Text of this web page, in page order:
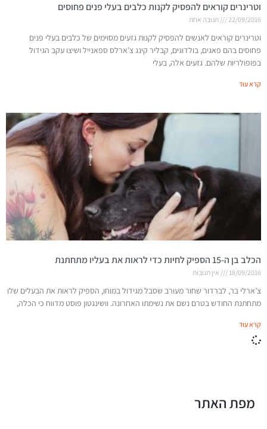
וטרינרים קוראים להפסיק לקנות כלבים בעלי פנים פחוסים
22/09/2016 תגובה אחת
וטרינרים קוראים לאנשים להפסיק לקנות גזעים מסוימים של כלבים בעלי פנים
פחוסים בהם פאגים, בולדוגים, קבליר קינג צ’ארלס ספאנייל ושיצו עקב הגידול
בפופולריות שלהם. גזעים אלה, בעלי
קרא עוד
הכלב בן ה-15 הספיק לחיות כדי לראות את בעליו מתחתנת
18/09/2016 אין תגובות
צ’ארלי בר, לברדור שחור מעורב שסבל מגידול במוחו, הספיק לראות את הבעלים שלו
מתחתנת החודש בטרם נשם את נשימתו האחרונה. וושינגטון פוסט מדווח כי הכלה,
קרא עוד
מפת האתר